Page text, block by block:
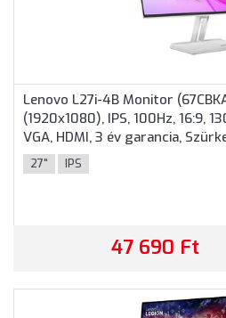
Lenovo L27i-4B Monitor
(1920x1080), IPS, 100Hz, 16:9,
VGA, HDMI, 3 év garancia,
27" IPS
47 690 Ft